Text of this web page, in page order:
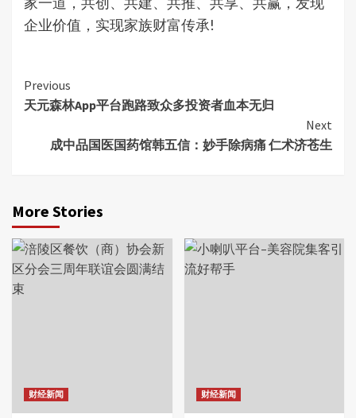
企业价值，实现家族财富传承!
Continue
Reading
Previous
天元森林App平台跑路致众多投资者血本无归
Next
成中品国医国药馆韩五信：妙手除病痛 仁术济苍生
More Stories
财经新闻 财经新闻